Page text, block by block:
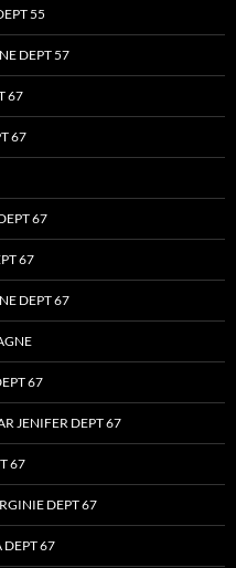
55
DEPT 57
67
67
67
67
DEPT 67
67
JENIFER DEPT 67
67
DEPT 67
DEPT 67